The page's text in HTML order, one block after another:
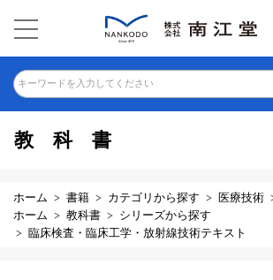
キーワードを入力してください
教科書
ホーム 書籍 カテゴリから探す 医療技術
ホーム
教科書
シリーズから探す
臨床検査・臨床工学・放射線技術テキスト